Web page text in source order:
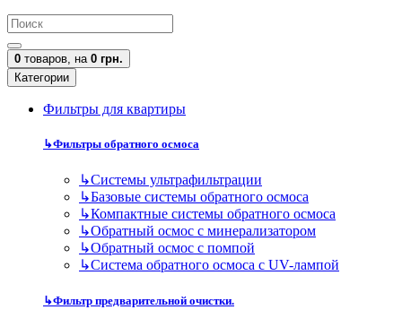
0 товаров, на 0 грн.
Категории
Фильтры для квартиры
↳Фильтры обратного осмоса
↳Cистемы ультрафильтрации
↳Базовые системы обратного осмоса
↳Компактные системы обратного осмоса
↳Обратный осмос с минерализатором
↳Обратный осмос с помпой
↳Система обратного осмоса с UV-лампой
↳Фильтр предварительной очистки.